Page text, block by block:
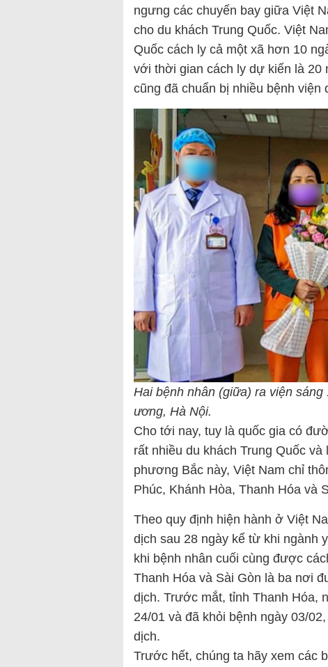
ngưng các chuyến bay giữa Việt
cho du khách Trung Quốc. Việt
Quốc cách ly cả một xã hơn 10
với thời gian cách ly dự kiến là 20
cũng đã chuẩn bị nhiều bệnh viện
Hai bệnh nhân (giữa) ra viện
ương, Hà Nội.
Cho tới nay, tuy là quốc gia có
rất nhiều du khách Trung Quốc
phương Bắc này, Việt Nam chỉ
Phúc, Khánh Hòa, Thanh Hóa và
Theo quy định hiện hành ở Việt
dịch sau 28 ngày kể từ khi ngành
khi bệnh nhân cuối cùng được
Thanh Hóa và Sài Gòn là ba nơi
dịch. Trước mắt, tỉnh Thanh Hóa,
24/01 và đã khỏi bệnh ngày 03/
dịch.
Trước hết, chúng ta hãy xem các